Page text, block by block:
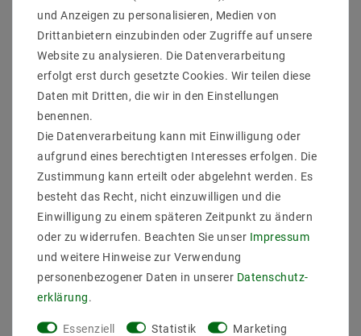
[Paket] LED Aufbaupanel
850 Weiß
UVP 116,72 €
Artikel anzeigen
[Paket] LED Einbau /
Warmweiß 12W (ST) Ø
165mm
Artikel anzeigen
und Anzeigen zu personalisieren, Medien von
Drittanbietern einzubinden oder Zugriffe auf unsere
Website zu analysieren. Die Datenverarbeitung
erfolgt erst durch gesetzte Cookies. Wir teilen diese
Daten mit Dritten, die wir in den Einstellungen
benennen.
Die Datenverarbeitung kann mit Einwilligung oder
aufgrund eines berechtigten Interesses erfolgen. Die
Zustimmung kann erteilt oder abgelehnt werden. Es
besteht das Recht, nicht einzuwilligen und die
Einwilligung zu einem späteren Zeitpunkt zu ändern
oder zu widerrufen. Beachten Sie unser Impressum
und weitere Hinweise zur Verwendung
personenbezogener Daten in unserer Daten­schutz­
erklärung.
Essenziell Statistik Marketing